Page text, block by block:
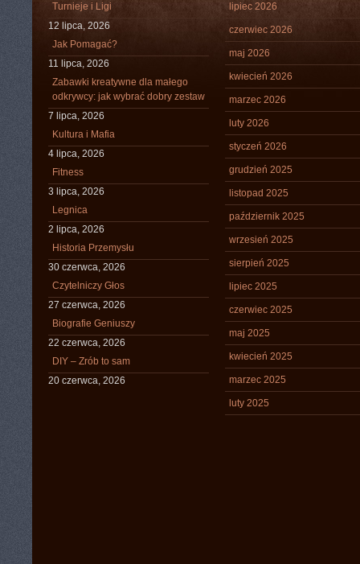
Turnieje i Ligi
12 lipca, 2026
Jak Pomagać?
11 lipca, 2026
Zabawki kreatywne dla małego
odkrywcy: jak wybrać dobry zestaw
7 lipca, 2026
Kultura i Mafia
4 lipca, 2026
Fitness
3 lipca, 2026
Legnica
2 lipca, 2026
Historia Przemysłu
30 czerwca, 2026
Czytelniczy Głos
27 czerwca, 2026
Biografie Geniuszy
22 czerwca, 2026
DIY – Zrób to sam
20 czerwca, 2026
lipiec 2026
czerwiec 2026
maj 2026
kwiecień 2026
marzec 2026
luty 2026
styczeń 2026
grudzień 2025
listopad 2025
październik 2025
wrzesień 2025
sierpień 2025
lipiec 2025
czerwiec 2025
maj 2025
kwiecień 2025
marzec 2025
luty 2025